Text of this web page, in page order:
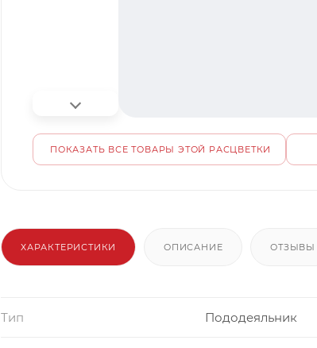
ПОКАЗАТЬ ВСЕ ТОВАРЫ ЭТОЙ РАСЦВЕТКИ
ХАРАКТЕРИСТИКИ ОПИСАНИЕ ОТЗЫВЫ
Тип Пододеяльник